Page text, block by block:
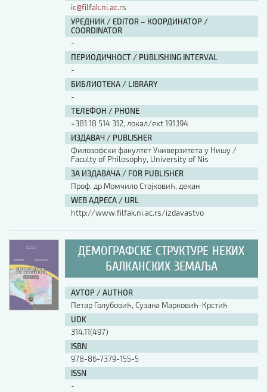
ic@filfak.ni.ac.rs
УРЕДНИК / EDITOR – КООРДИНАТОР /
COORDINATOR
-
ПЕРИОДИЧНОСТ / PUBLISHING INTERVAL
-
БИБЛИОТЕКА / LIBRARY
-
ТЕЛЕФОН / PHONE
+381 18 514 312, локал/ext 191,194
ИЗДАВАЧ / PUBLISHER
Филозофски факултет Универзитета у Нишу /
Faculty of Philosophy, University of Nis
ЗА ИЗДАВАЧА / FOR PUBLISHER
Проф. др Момчило Стојковић, декан
WEB АДРЕСА / URL
http://www.filfak.ni.ac.rs/izdavastvo
ДЕМОГРАФСКЕ СТРУКТУРЕ НЕКИХ
БАЛКАНСКИХ ЗЕМАЉА
АУТОР / AUTHOR
Петар Голубовић, Сузана Марковић-Крстић
UDK
314.11(497)
ISBN
978-86-7379-155-5
ISSN
-